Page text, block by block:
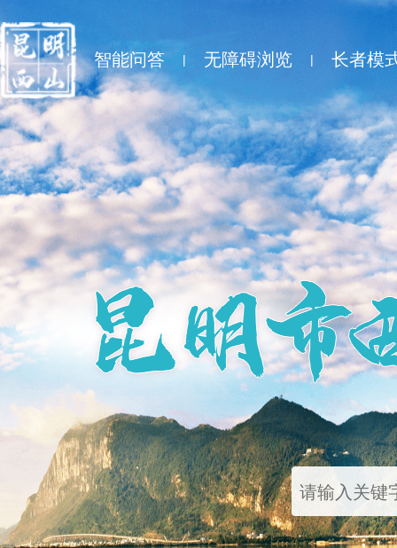
智能问答 | 无障碍浏览 | 长者模